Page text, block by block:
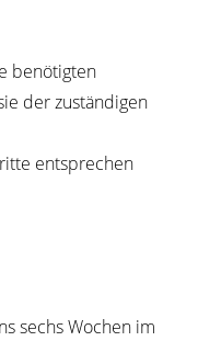
benötigten
derzuständigen
entsprechen
sechs Wochen im